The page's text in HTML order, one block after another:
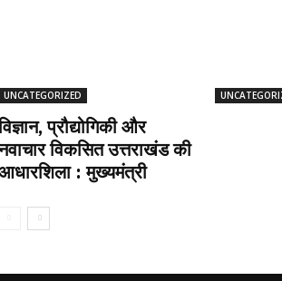
UNCATEGORIZED
प्रौद्योगिकी और
विकसित उत्तराखंड की
: मुख्यमंत्री